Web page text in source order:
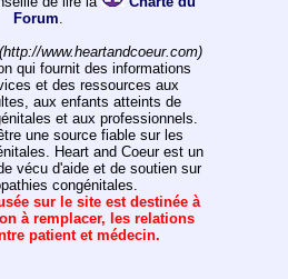
Forum.
(http://www.heartandcoeur.com)
qui fournit des informations
et des ressources aux
aux enfants atteints de
et aux professionnels.
une source fiable sur les
Heart and Coeur est un
vécu d'aide et de soutien sur
congénitales.
sur le site est destinée à
à remplacer, les relations
patient et médecin.